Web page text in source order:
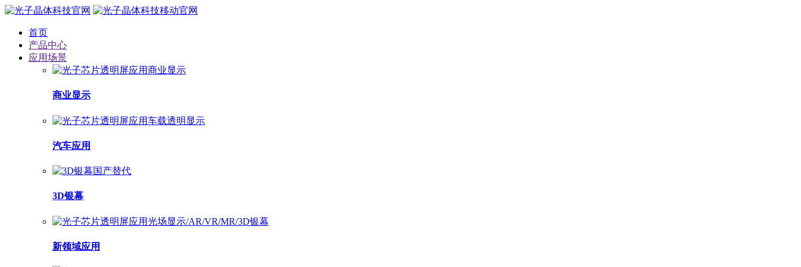
首页
产品中心
应用场景
商业显示
汽车应用
3D银幕
新领域应用